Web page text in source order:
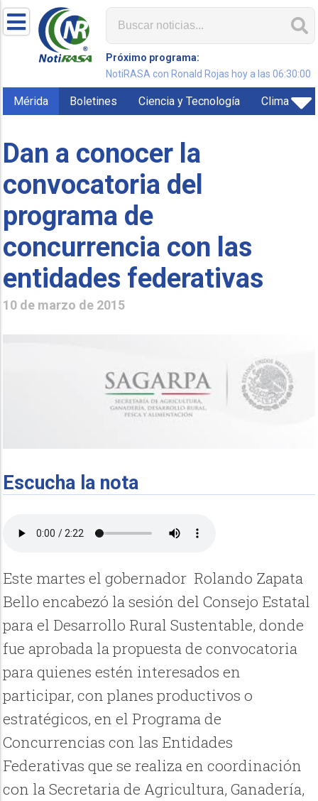
Próximo programa:
NotiRASA con Ronald Rojas hoy a las 06:30:00
Mérida Boletines Ciencia y Tecnología Clima
Dan a conocer la
convocatoria del
programa de
concurrencia con las
entidades federativas
10 de marzo de 2015
Escucha la nota
Este martes el gobernador Rolando Zapata
Bello encabezó la sesión del Consejo Estatal
para el Desarrollo Rural Sustentable, donde
fue aprobada la propuesta de convocatoria
para quienes estén interesados en
participar, con planes productivos o
estratégicos, en el Programa de
Concurrencias con las Entidades
Federativas que se realiza en coordinación
con la Secretaria de Agricultura, Ganadería,